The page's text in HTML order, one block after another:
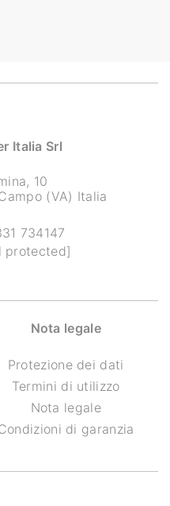
Italia Srl
10
(VA) Italia
734147
protected]
Nota legale
Protezione dei dati
Termini di utilizzo
Nota legale
di garanzia